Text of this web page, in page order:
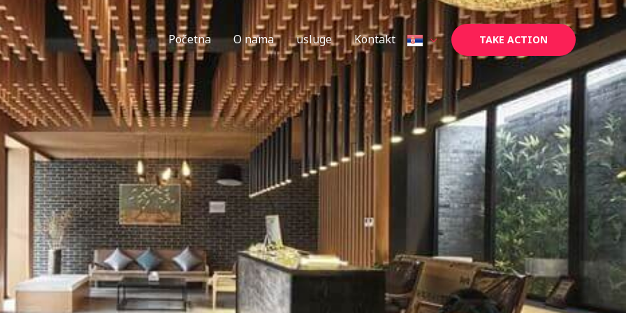
Početna O nama usluge Kontakt TAKE ACTION